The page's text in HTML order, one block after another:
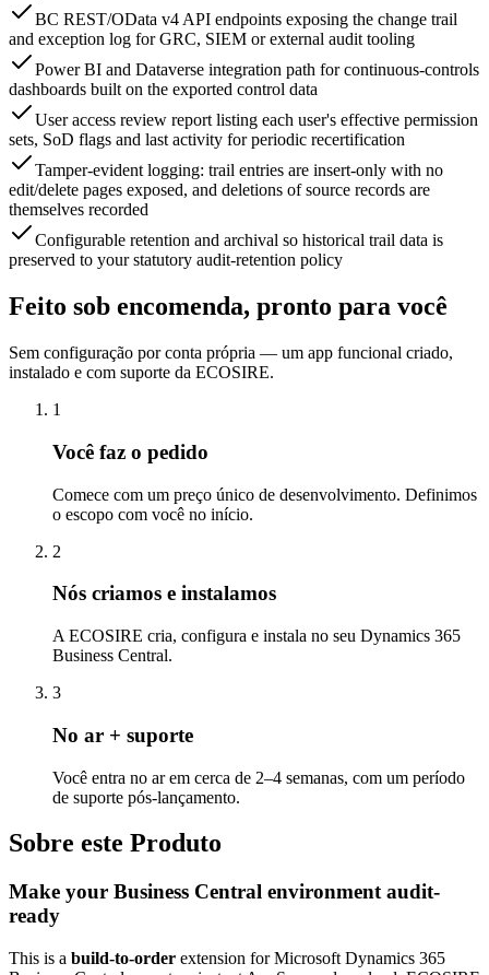
BC REST/OData v4 API endpoints exposing the change trail
and exception log for GRC, SIEM or external audit tooling
Power BI and Dataverse integration path for continuous-controls
dashboards built on the exported control data
User access review report listing each user's effective permission
sets, SoD flags and last activity for periodic recertification
Tamper-evident logging: trail entries are insert-only with no
edit/delete pages exposed, and deletions of source records are
themselves recorded
Configurable retention and archival so historical trail data is
preserved to your statutory audit-retention policy
Feito sob encomenda, pronto para você
Sem configuração por conta própria — um app funcional criado,
instalado e com suporte da ECOSIRE.
1
Você faz o pedido
Comece com um preço único de desenvolvimento. Definimos
o escopo com você no início.
2
Nós criamos e instalamos
A ECOSIRE cria, configura e instala no seu Dynamics 365
Business Central.
3
No ar + suporte
Você entra no ar em cerca de 2–4 semanas, com um período
de suporte pós-lançamento.
Sobre este Produto
Make your Business Central environment audit-
ready
This is a build-to-order extension for Microsoft Dynamics 365